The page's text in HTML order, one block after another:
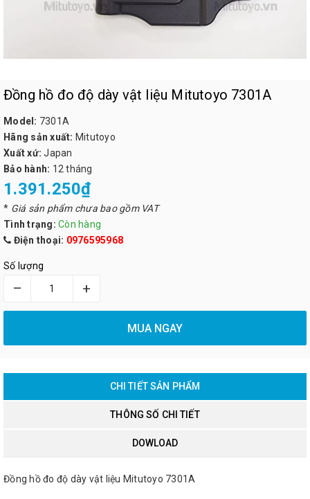
Đồng hồ đo độ dày vật liệu Mitutoyo 7301A
Model: 7301A
Hãng sản xuất: Mitutoyo
Xuất xứ: Japan
Bảo hành: 12 tháng
1.391.250₫
* Giá sản phẩm chưa bao gồm VAT
Tình trạng: Còn hàng
Điện thoại: 0976595968
Số lượng
– +
MUA NGAY
CHI TIẾT SẢN PHẨM
THÔNG SỐ CHI TIẾT
DOWLOAD
Đồng hồ đo độ dày vật liệu Mitutoyo 7301A